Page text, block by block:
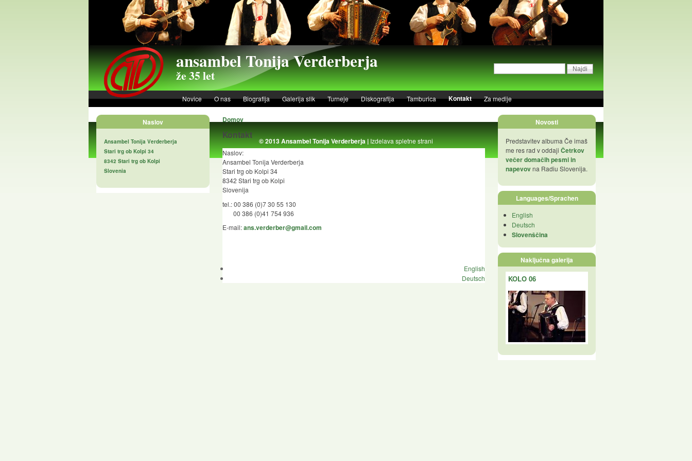
ansambel Tonija Verderberja
že 35 let
Novice O nas Biografija Galerija slik Turneje Diskografija Tamburica Kontakt Za medije
Domov
Kontakt
Naslov:
Ansambel Tonija Verderberja
Stari trg ob Kolpi 34
8342 Stari trg ob Kolpi
Slovenija
tel.: 00 386 (0)7 30 55 130
00 386 (0)41 754 936
E-mail:ans.verderber@gmail.com
English
Deutsch
Naslov
Ansambel Tonija Verderberja
Stari trg ob Kolpi 34
8342 Stari trg ob Kolpi
Slovenia
Novosti
Predstavitev albuma Če imaš
me res rad v oddaji Četrkov
večer domačih pesmi in
napevovna Radiu Slovenija.
Languages/Sprachen
English
Deutsch
Slovenščina
Naključna galerija
KOLO 06
© 2013 Ansambel Tonija Verderberja |Izdelava spletne strani